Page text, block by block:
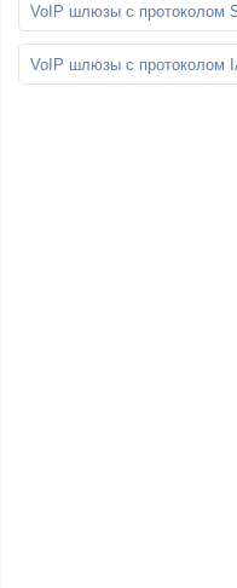
VoIP шлюзы с протоколом
VoIP шлюзы с протоколом